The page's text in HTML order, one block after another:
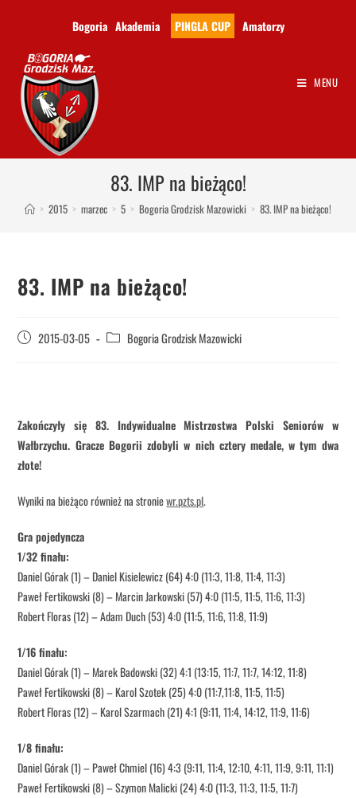
Bogoria Akademia PINGLA CUP Amatorzy
MENU
83. IMP na bieżąco!
> 2015 > marzec > 5 > Bogoria Grodzisk Mazowicki > 83. IMP na bieżąco!
83. IMP na bieżąco!
2015-03-05 Bogoria Grodzisk Mazowicki
Zakończyły się 83. Indywidualne Mistrzostwa Polski Seniorów w
Wałbrzychu. Gracze Bogorii zdobyli w nich cztery medale, w tym dwa
złote!
Wyniki na bieżąco również na stroniewr.pzts.pl.
Gra pojedyncza
1/32 finału:
Daniel Górak (1) – Daniel Kisielewicz (64) 4:0 (11:3, 11:8, 11:4, 11:3)
Paweł Fertikowski (8) – Marcin Jarkowski (57) 4:0 (11:5, 11:5, 11:6, 11:3)
Robert Floras (12) – Adam Duch (53) 4:0 (11:5, 11:6, 11:8, 11:9)
1/16 finału:
Daniel Górak (1) – Marek Badowski (32) 4:1 (13:15, 11:7, 11:7, 14:12, 11:8)
Paweł Fertikowski (8) – Karol Szotek (25) 4:0 (11:7,11:8, 11:5, 11:5)
Robert Floras (12) – Karol Szarmach (21) 4:1 (9:11, 11:4, 14:12, 11:9, 11:6)
1/8 finału:
Daniel Górak (1) – Paweł Chmiel (16) 4:3 (9:11, 11:4, 12:10, 4:11, 11:9, 9:11, 11:1)
Paweł Fertikowski (8) – Szymon Malicki (24) 4:0 (11:3, 11:3, 11:5, 11:7)